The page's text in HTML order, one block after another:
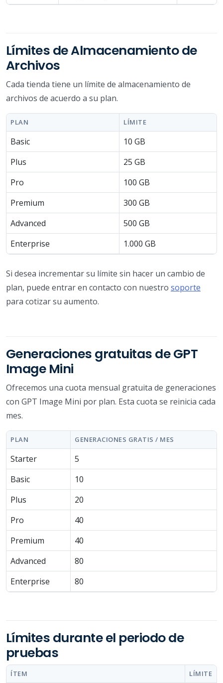
Límites de Almacenamiento de
Archivos
Cada tienda tiene un límite de almacenamiento de
archivos de acuerdo a su plan.
PLAN LÍMITE
Basic
10 GB
Plus
25 GB
Pro
100 GB
Premium
300 GB
Advanced
500 GB
Enterprise
1.000 GB
Si desea incrementar su límite sin hacer un cambio de
plan, puede entrar en contacto con nuestro soporte
para cotizar su aumento.
Generaciones gratuitas de GPT
Image Mini
Ofrecemos una cuota mensual gratuita de generaciones
con GPT Image Mini por plan. Esta cuota se reinicia cada
mes.
PLAN GENERACIONES GRATIS / MES
Starter
5
Basic
10
Plus
20
Pro
40
Premium
40
Advanced
80
Enterprise
80
Límites durante el periodo de
pruebas
ÍTEM LÍMITE